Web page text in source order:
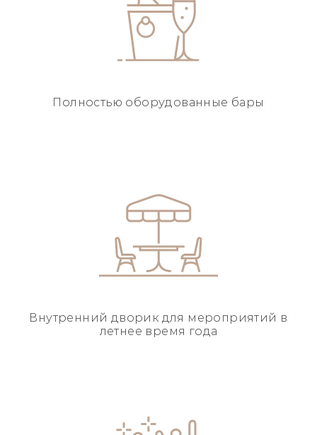
Полностью оборудованные бары
Внутренний дворик для мероприятий в
летнее время года